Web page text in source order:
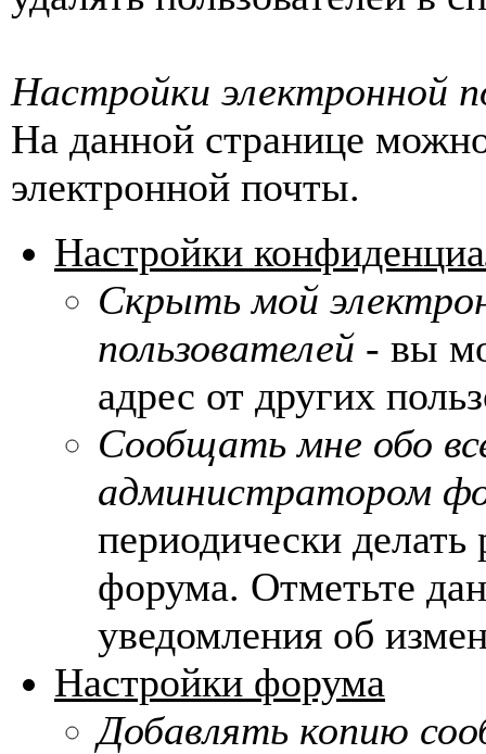
Настройки электронной
На данной странице
электронной почты.
Настройки
Скрыть мой
пользователей - вы
адрес от других
Сообщать мне обо
администратором
периодически делать
форума. Отметьте
уведомления об
Настройки форума
Добавлять копию